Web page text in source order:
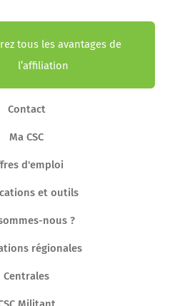
tous les avantages de
l’affiliation
Contact
Ma CSC
d'emploi
et outils
nous ?
régionales
Centrales